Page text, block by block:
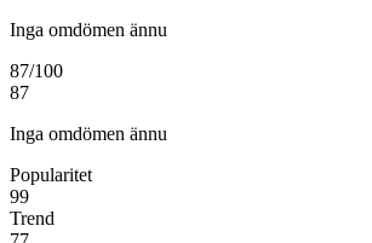
Inga omdömen ännu
87/100
87
Inga omdömen ännu
Popularitet
99
Trend